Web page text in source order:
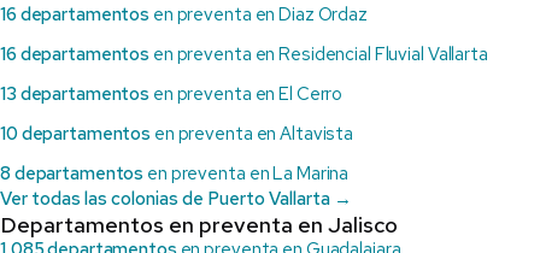
16 departamentos en preventa en Diaz Ordaz
16 departamentos en preventa en Residencial Fluvial Vallarta
13 departamentos en preventa en El Cerro
10 departamentos en preventa en Altavista
8 departamentos en preventa en La Marina
Ver todas las colonias de Puerto Vallarta →
Departamentos en preventa en Jalisco